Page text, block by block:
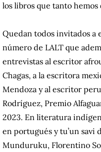
los libros que tanto hemos
Quedan todos invitados a
número de LALT que
entrevistas al escritor
Chagas, a la escritora
Mendoza y al escritor
Rodríguez, Premio
2023. En literatura
en portugués y tu’un savi
Munduruku, Florentino